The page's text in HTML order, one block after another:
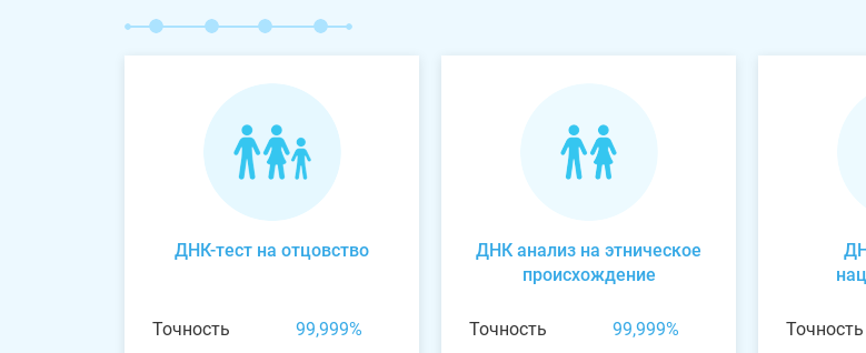
ДНК-тест на отцовство
Точность
99,999%
ДНК анализ на этническое
происхождение
Точность
99,999%
Точность